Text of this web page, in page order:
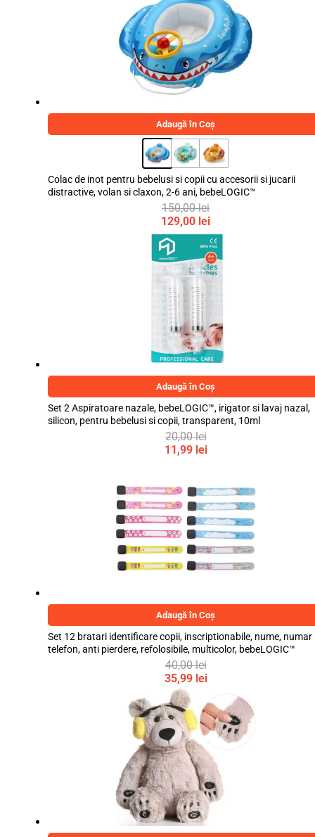
50,00 lei.
39,00 lei.
Adaugă în Coș
Colac de inot pentru bebelusi si copii cu accesorii si jucarii
distractive, volan si claxon, 2-6 ani, bebeLOGIC™
150,00lei
Prețul
inițial
fost:
150,00 lei.
129,00 lei
Prețul
curent
este:
129,00 lei.
Adaugă în Coș
Set 2 Aspiratoare nazale, bebeLOGIC™, irigator si lavaj nazal,
silicon, pentru bebelusi si copii, transparent, 10ml
20,00lei
Prețul
fost:
20,00 lei.
11,99 lei
este:
11,99 lei.
Adaugă în Coș
Set 12 bratari identificare copii, inscriptionabile, nume, numar
telefon, anti pierdere, refolosibile, multicolor, bebeLOGIC™
40,00lei
Prețul
inițial
a
fost:
40,00 lei.
35,99 lei
Prețul
curent
este:
35,99 lei.